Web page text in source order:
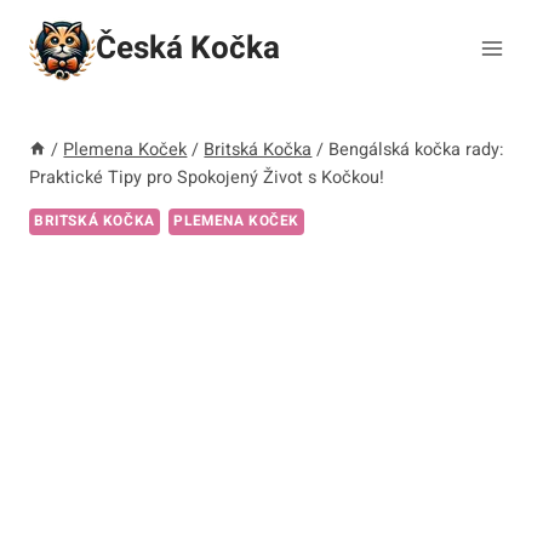
Přeskočit
obsah
Česká Kočka
/ Plemena Koček / Britská Kočka / Bengálská kočka rady:
Praktické Tipy pro Spokojený Život s Kočkou!
BRITSKÁ KOČKA PLEMENA KOČEK